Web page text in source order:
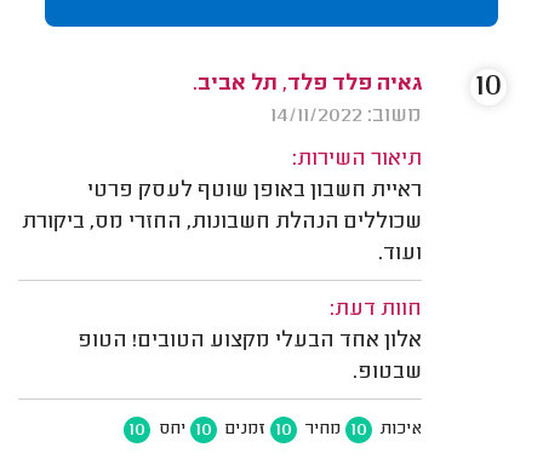
גאיה פלד פלד, תל אביב.
משוב: 14/11/2022
תיאור השירות:
ראיית חשבון באופן שוטף לעסק פרטי
שכוללים הנהלת חשבונות, החזרי מס, ביקורת
ועוד.
חוות דעת:
אלון אחד הבעלי מקצוע הטובים! הטופ
שבטופ.
איכות 10 מחיר 10 זמנים 10 יחס 10
10